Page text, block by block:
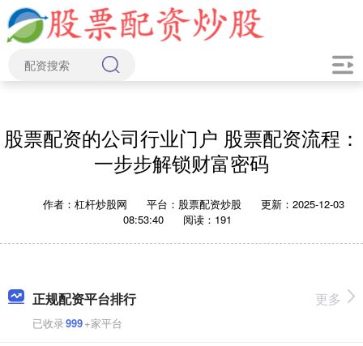
股票配资的公司行业门户 股票配资流程：
一步步解锁财富密码
作者：杠杆炒股网 平台：股票配资炒股
更新：2025-12-03
08:53:40
阅读：191
正规配资平台排行
已收录999+家平台
更多